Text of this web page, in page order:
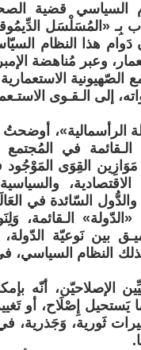
السياسي قضية
بِـ «المُسَلْسَل
هذا النظام
وعبر مُناهضة
الصّهيونية
إلى الـقـوى
الرأسمالية»،
في المُجتمع
مَوَازِين القِوَى
والدُّول السّائدة في
«الدّولة» الـقائمة،
بين نَوعيّة
النظام السياسي،
الإصلاحيّن، أنّه
إِصْلَاح، أو
ثَورية، وَجَذرية،